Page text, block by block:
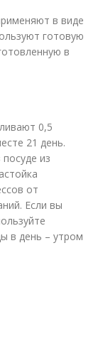
в виде
готовую
в
0,5
21 день.
из
от
Если вы
в день – утром